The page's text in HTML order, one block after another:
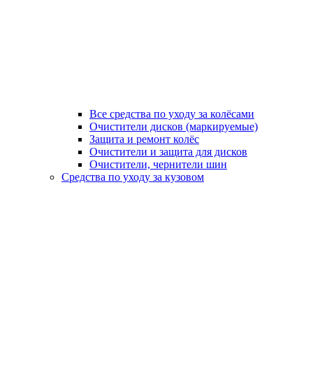
Все средства по уходу за колёсами
Очистители дисков (маркируемые)
Защита и ремонт колёс
Очистители и защита для дисков
Очистители, чернители шин
Средства по уходу за кузовом